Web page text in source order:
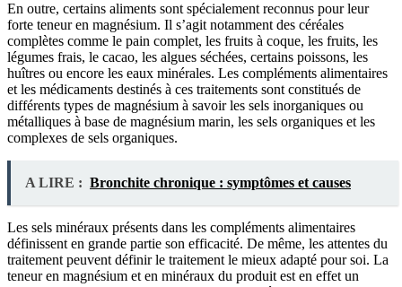
En outre, certains aliments sont spécialement reconnus pour leur
forte teneur en magnésium. Il s’agit notamment des céréales
complètes comme le pain complet, les fruits à coque, les fruits, les
légumes frais, le cacao, les algues séchées, certains poissons, les
huîtres ou encore les eaux minérales. Les compléments alimentaires
et les médicaments destinés à ces traitements sont constitués de
différents types de magnésium à savoir les sels inorganiques ou
métalliques à base de magnésium marin, les sels organiques et les
complexes de sels organiques.
A LIRE : Bronchite chronique : symptômes et causes
Les sels minéraux présents dans les compléments alimentaires
définissent en grande partie son efficacité. De même, les attentes du
traitement peuvent définir le traitement le mieux adapté pour soi. La
teneur en magnésium et en minéraux du produit est en effet un